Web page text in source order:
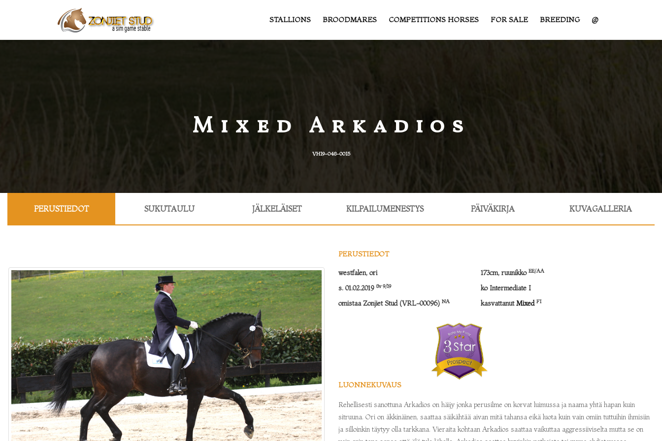
STALLIONS BROODMARES COMPETITIONS HORSES FOR SALE BREEDING @
Mixed Arkadios
VH19-048-0015
PERUSTIEDOT SUKUTAULU JÄLKELÄISET KILPAILUMENESTYS PÄIVÄKIRJA KUVAGALLERIA
PERUSTIEDOT
westfalen, ori 173cm, ruunikko EE/AA
s. 01.02.2019 8v 9/19
ko Intermediate I
omistaa Zonjiet Stud (VRL-00096) NA kasvattanutMixed FI
LUONNEKUVAUS
Rehellisesti sanottuna Arkadios on häijy jonka perusilme on korvat luimussa ja naama yhtä hapan kuin
sitruuna. Ori on äkkinäinen, saattaa säikähtää aivan mitä tahansa eikä luota kuin vain omiin tuttuihin ihmisiin
ja silloinkin täytyy olla tarkkana. Vieraita kohtaan Arkadios saattaa vaikuttaa aggressiiviselta mutta se on